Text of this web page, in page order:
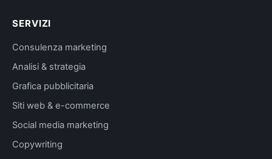
SERVIZI
Consulenza marketing
Analisi & strategia
Grafica pubblicitaria
Siti web & e-commerce
Social media marketing
Copywriting